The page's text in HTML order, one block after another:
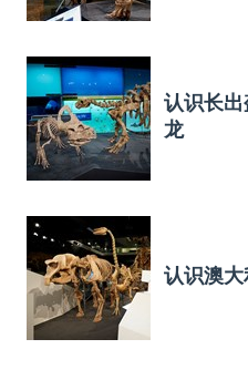
认识长
龙
认识澳